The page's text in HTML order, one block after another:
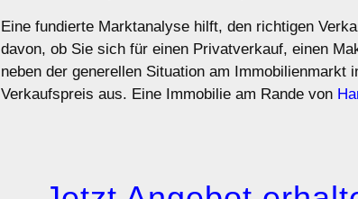
Eine fundierte Marktanalyse hilft, den richtigen
davon, ob Sie sich für einen Privatverkauf, einen
neben der generellen Situation am
Verkaufspreis aus. Eine Immobilie am Rande von